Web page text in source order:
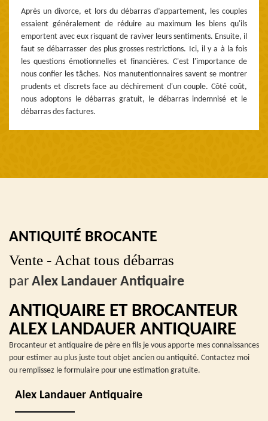
Après un divorce, et lors du débarras d’appartement, les couples
essaient généralement de réduire au maximum les biens qu'ils
emportent avec eux risquant de raviver leurs sentiments. Ensuite, il
faut se débarrasser des plus grosses restrictions. Ici, il y a à la fois
les questions émotionnelles et financières. C'est l'importance de
nous confier les tâches. Nos manutentionnaires savent se montrer
prudents et discrets face au déchirement d'un couple. Côté coût,
nous adoptons le débarras gratuit, le débarras indemnisé et le
débarras des factures.
ANTIQUITÉ BROCANTE
Vente - Achat tous débarras
par Alex Landauer Antiquaire
ANTIQUAIRE ET BROCANTEUR
ALEX LANDAUER ANTIQUAIRE
Brocanteur et antiquaire de père en fils je vous apporte mes connaissances
pour estimer au plus juste tout objet ancien ou antiquité. Contactez moi
ou remplissez le formulaire pour une estimation gratuite.
Alex Landauer Antiquaire